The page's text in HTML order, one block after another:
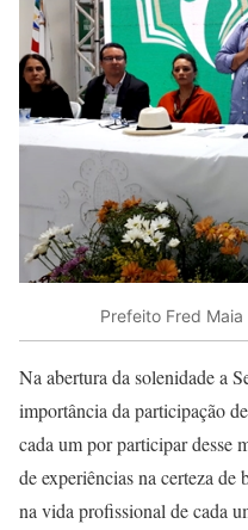
Prefeito Fred
Na abertura da solenidade a
importância da participação
cada um por participar desse
de experiências na certeza de
na vida profissional de cada